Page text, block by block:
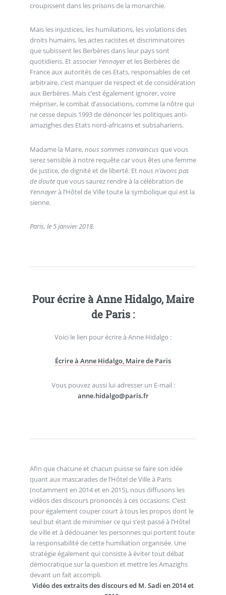
croupissent dans les prisons de la monarchie.
Mais les injustices, les humiliations, les violations des
droits humains, les actes racistes et discriminatoires
que subissent les Berbères dans leur pays sont
quotidiens. Et associer Yennayeret les Berbères de
France aux autorités de ces Etats, responsables de cet
arbitraire, c’est manquer de respect et de considération
aux Berbères. Mais c’est également ignorer, voire
mépriser, le combat d’associations, comme la nôtre qui
ne cesse depuis 1993 de dénoncer les politiques anti-
amazighes des Etats nord-africains et subsahariens.
Madame la Maire, nous sommes convaincus que vous
serez sensible à notre requête car vous êtes une femme
de justice, de dignité et de liberté. Etnous n’avons pas
de douteque vous saurez rendre à la célébration de
Yennayerà l’Hôtel de Ville toute la symbolique qui est la
sienne.
Paris, le 5 janvier 2018.
Pour écrire à Anne Hidalgo, Maire
de Paris :
Voici le lien pour écrire à Anne Hidalgo :
Écrire à Anne Hidalgo, Maire de Paris
Vous pouvez aussi lui adresser un E-mail :
anne.hidalgo@paris.fr
Afin que chacune et chacun puisse se faire son idée
quant aux mascarades de l’Hôtel de Ville à Paris
(notamment en 2014 et en 2015), nous diffusons les
vidéos des discours prononcés à ces occasions. C’est
pour également couper court à tous les propos dont le
seul but étant de minimiser ce qui s’est passé à l’Hôtel
de ville et à dédouaner les personnes qui portent toute
la responsabilité de cette humiliation organisée. Une
stratégie également qui consiste à éviter tout débat
démocratique sur la question et mettre les Amazighs
devant un fait accompli.
Vidéo des extraits des discours ed M. Sadi en 2014 et